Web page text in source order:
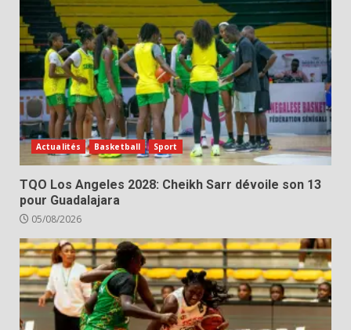
Actualités Basketball Sport
TQO Los Angeles 2028: Cheikh Sarr dévoile son 13
pour Guadalajara
05/08/2026